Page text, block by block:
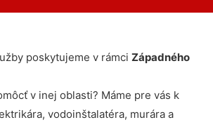
poskytujeme v rámci Západného
v inej oblasti? Máme pre vás k
vodoinštalatéra, murára a